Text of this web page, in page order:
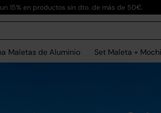
15% en productos sin dto. de más de 50€.
Maletas de Aluminio Set Maleta +